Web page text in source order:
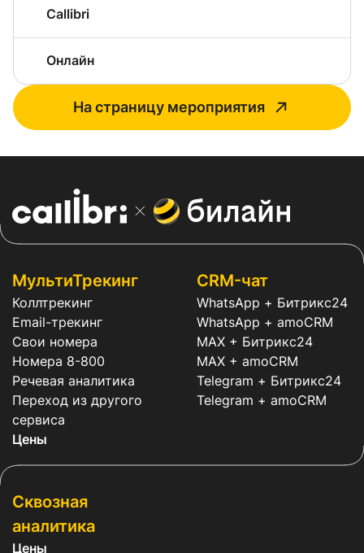
Callibri
Онлайн
На страницу мероприятия
МультиТрекинг
Коллтрекинг
Email-трекинг
Свои номера
Номера 8-800
Речевая аналитика
Переход из другого
сервиса
Цены
CRM-чат
WhatsApp + Битрикс24
WhatsApp + amoCRM
MAX + Битрикс24
MAX + amoCRM
Telegram + Битрикс24
Telegram + amoCRM
Сквозная
аналитика
Цены